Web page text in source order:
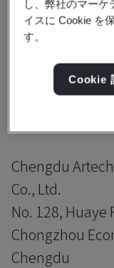
IATF
Chengdu
Co., Ltd.
No. 128, Huaye
Chongzhou
Chengdu
し、弊社のマー
イスに Cookie を
す。
Cookie